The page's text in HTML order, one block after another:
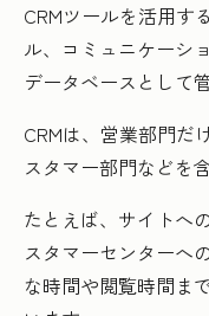
CRMツールを活用す
ル、コミュニケーシ
データベースとして
CRMは、営業部門だ
スタマー部門などを
たとえば、サイトへ
スタマーセンターへ
な時間や閲覧時間ま